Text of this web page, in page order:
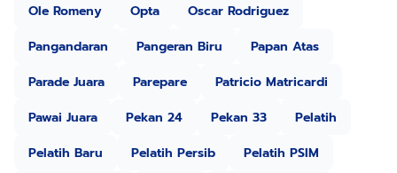
Ole Romeny
Opta
Oscar Rodriguez
Pangandaran
Pangeran Biru
Papan Atas
Parade Juara
Parepare
Patricio Matricardi
Pawai Juara
Pekan 24 Pekan 33
Pelatih
Pelatih Baru
Pelatih Persib
Pelatih PSIM